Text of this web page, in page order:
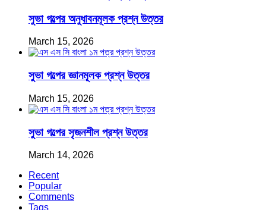
সুভা গল্পের অনুধাবনমূলক প্রশ্ন উত্তর
March 15, 2026
সুভা গল্পের জ্ঞানমূলক প্রশ্ন উত্তর
March 15, 2026
সুভা গল্পের সৃজনশীল প্রশ্ন উত্তর
March 14, 2026
Recent
Popular
Comments
Tags